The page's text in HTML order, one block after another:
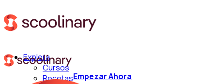
Explora
Cursos
RecetasEmpezar Ahora